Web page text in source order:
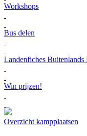
Workshops
Bus delen
Landenfiches Buitenlands
Win prijzen!
Overzicht kampplaatsen